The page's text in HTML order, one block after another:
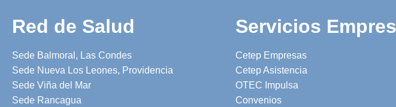
Red de Salud
Sede Balmoral, Las Condes
Sede Nueva Los Leones, Providencia
Sede Viña del Mar
Sede Rancagua
Servicios
Cetep Empresas
Cetep Asistencia
OTEC Impulsa
Convenios